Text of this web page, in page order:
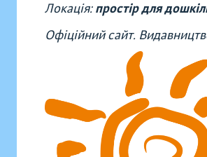
Локація:простір для
Офіційний сайт.